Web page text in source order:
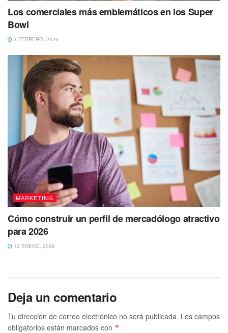
Los comerciales más emblemáticos en los Super
Bowl
3 FEBRERO, 2026
MARKETING
Cómo construir un perfil de mercadólogo atractivo
para 2026
12 ENERO, 2026
Deja un comentario
Tu dirección de correo electrónico no será publicada. Los campos
obligatorios están marcados con *